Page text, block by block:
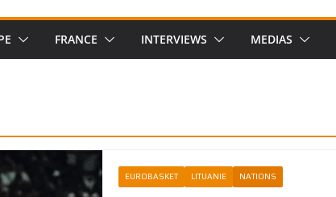
FRANCE INTERVIEWS MEDIAS
EUROBASKET LITUANIE NATIONS